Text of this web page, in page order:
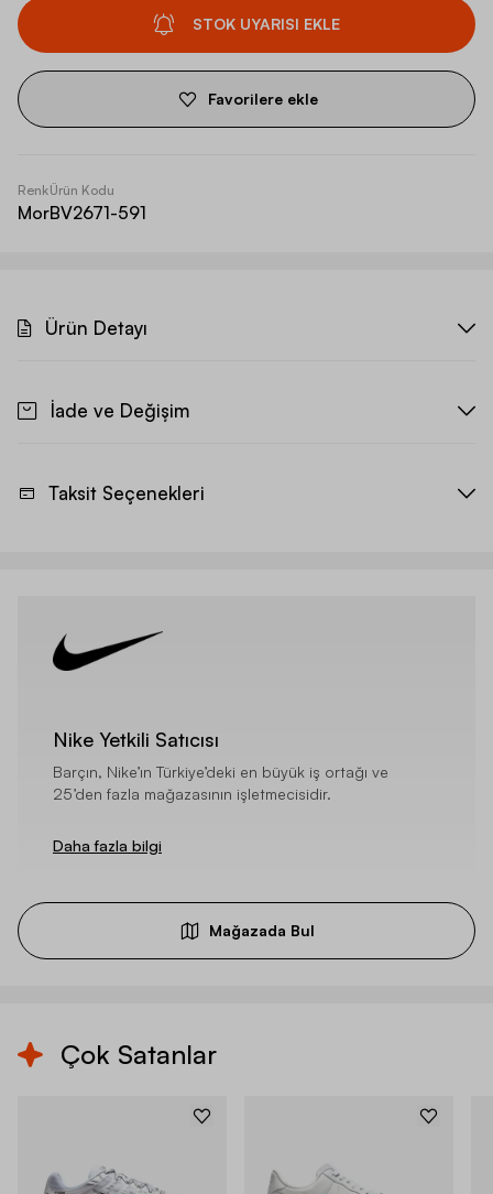
STOK UYARISI EKLE
Favorilere ekle
Renk
Mor
Ürün Kodu
BV2671-591
Ürün Detayı
İade ve Değişim
Taksit Seçenekleri
Nike Yetkili Satıcısı
Barçın, Nike’ın Türkiye’deki en büyük iş ortağı ve
25’den fazla mağazasının işletmecisidir.
Daha fazla bilgi
Mağazada Bul
Çok Satanlar